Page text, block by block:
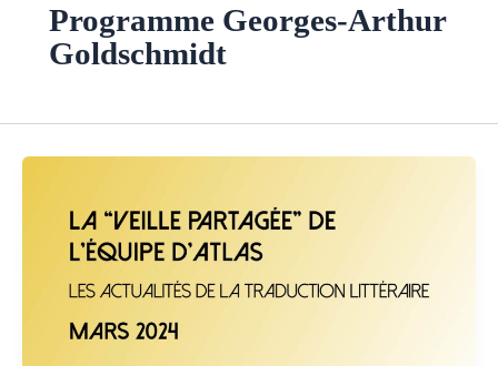
Programme Georges-Arthur
Goldschmidt